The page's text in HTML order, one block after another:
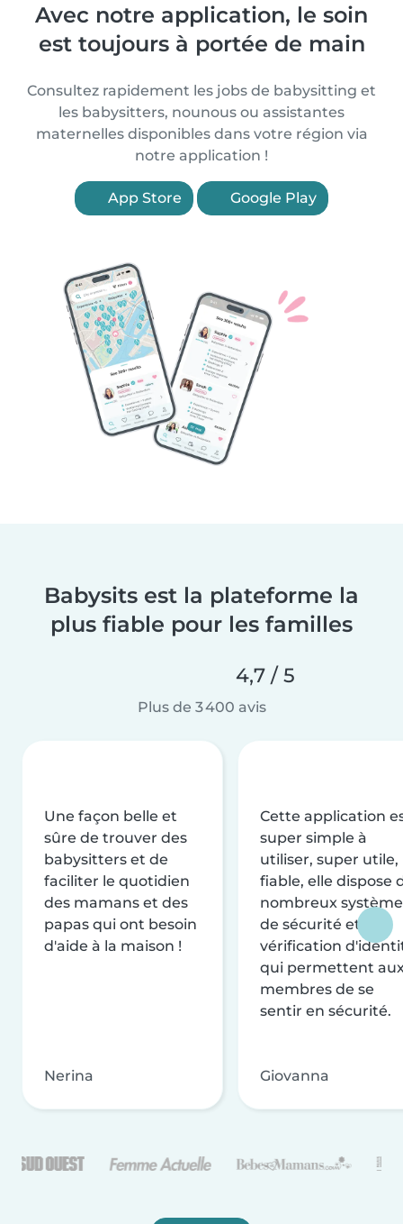
Avec notre application, le soin
est toujours à portée de main
Consultez rapidement les jobs de babysitting et
les babysitters, nounous ou assistantes
maternelles disponibles dans votre région via
notre application !
App Store Google Play
Babysits est la plateforme la
plus fiable pour les familles
4,7 / 5
Plus de 3 400 avis
Une façon belle et
sûre de trouver des
babysitters et de
faciliter le quotidien
des mamans et des
papas qui ont besoin
d'aide à la maison !
Nerina
Cette application
super simple à
utiliser, super utile,
fiable, elle dispose
nombreux
de sécurité et de
vérification
qui permettent
membres de se
sentir en sécurité.
Giovanna